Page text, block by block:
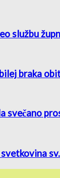
službu
braka
svečano